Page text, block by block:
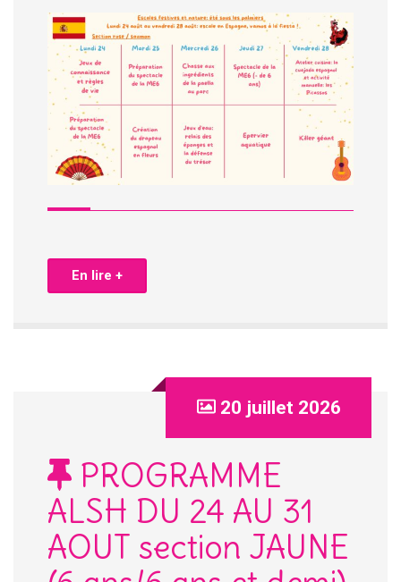
En lire +
20 juillet 2026
PROGRAMME
ALSH DU 24 AU 31
AOUT section JAUNE